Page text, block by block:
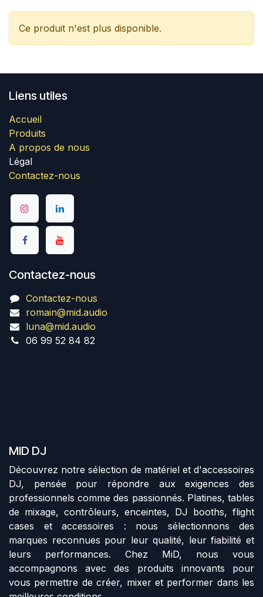
Ce produit n'est plus disponible.
Liens utiles
Accueil
Produits
A propos de nous
Légal
Contactez-nous
Contactez-nous
Contactez-nous
romain@mid.audio
luna@mid.audio
06 99 52 84 82
MID DJ
Découvrez notre sélection de matériel et d'accessoires
DJ, pensée pour répondre aux exigences des
professionnels comme des passionnés. Platines, tables
de mixage, contrôleurs, enceintes, DJ booths, flight
cases et accessoires : nous sélectionnons des
marques reconnues pour leur qualité, leur fiabilité et
leurs performances. Chez MiD, nous vous
accompagnons avec des produits innovants pour
vous permettre de créer, mixer et performer dans les